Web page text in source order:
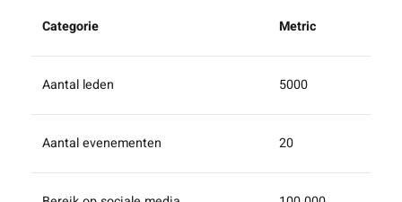
Categorie Metric
Aantal leden 5000
Aantal evenementen 20